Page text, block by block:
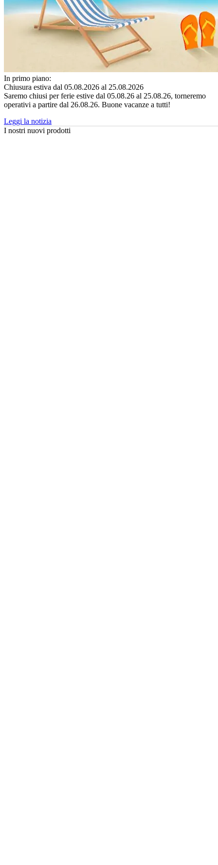
In primo piano:
Chiusura estiva dal 05.08.2026 al 25.08.2026
Saremo chiusi per ferie estive dal 05.08.26 al 25.08.26, torneremo
operativi a partire dal 26.08.26. Buone vacanze a tutti!
Leggi la notizia
I nostri nuovi prodotti